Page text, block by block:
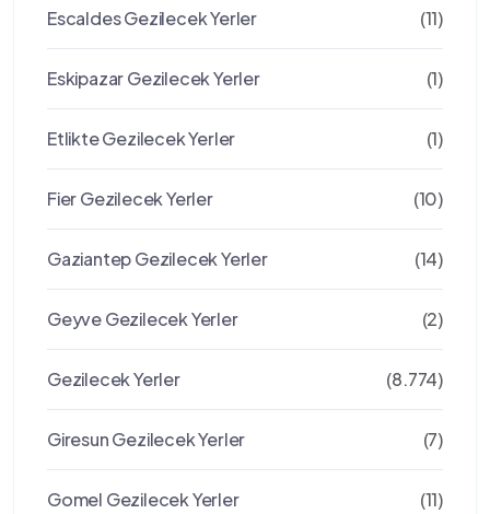
Escaldes Gezilecek Yerler (11)
Eskipazar Gezilecek Yerler (1)
Etlikte Gezilecek Yerler (1)
Fier Gezilecek Yerler (10)
Gaziantep Gezilecek Yerler (14)
Geyve Gezilecek Yerler (2)
Gezilecek Yerler (8.774)
Giresun Gezilecek Yerler (7)
Gomel Gezilecek Yerler (11)